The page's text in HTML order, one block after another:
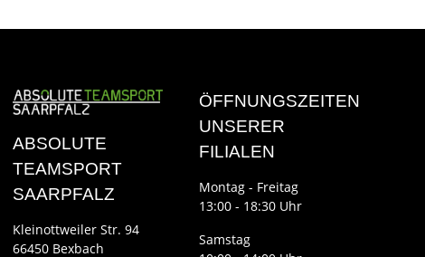
ABSOLUTE
TEAMSPORT
SAARPFALZ
Kleinottweiler Str. 94
66450 Bexbach
ÖFFNUNGSZEITEN
UNSERER
FILIALEN
Montag - Freitag
13:00 - 18:30 Uhr
Samstag